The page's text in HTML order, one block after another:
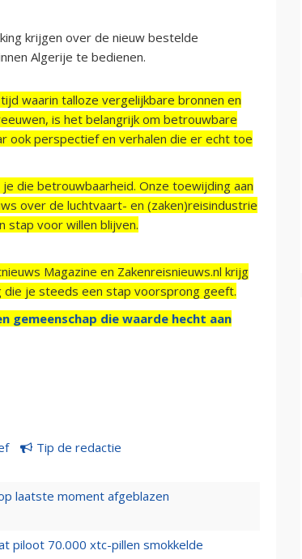
krijgen over de nieuw bestelde
Algerije te bedienen.
waarin talloze vergelijkbare bronnen en
is het belangrijk om betrouwbare
ook perspectief en verhalen die er echt toe
die betrouwbaarheid. Onze toewijding aan
over de luchtvaart- en (zaken)reisindustrie
stap voor willen blijven.
Magazine en Zakenreisnieuws.nl krijg
je steeds een stap voorsprong geeft.
gemeenschap die waarde hecht aan
Tip de redactie
laatste moment afgeblazen
piloot 70.000 xtc-pillen smokkelde